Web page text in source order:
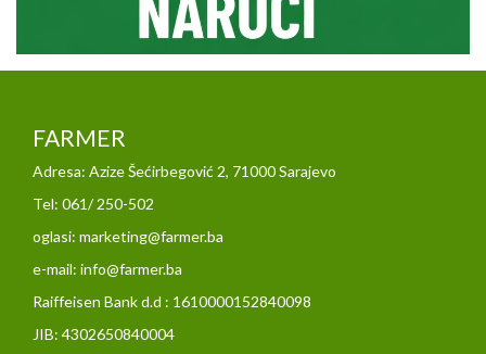
FARMER
Adresa: Azize Šećirbegović 2, 71000 Sarajevo
Tel: 061/ 250-502
oglasi: marketing@farmer.ba
e-mail: info@farmer.ba
Raiffeisen Bank d.d : 1610000152840098
JIB: 4302650840004